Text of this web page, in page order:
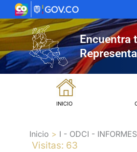
al
contenido
Encuentra
INICIO
Inicio I - ODCI -
Visitas: 63